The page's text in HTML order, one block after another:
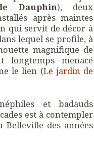
Dauphin), deux
après maintes
qui servit de décor à
lequel se profile, à
magnifique de
longtemps menacé
le lien (Le jardin de
et badauds
est à contempler
des années